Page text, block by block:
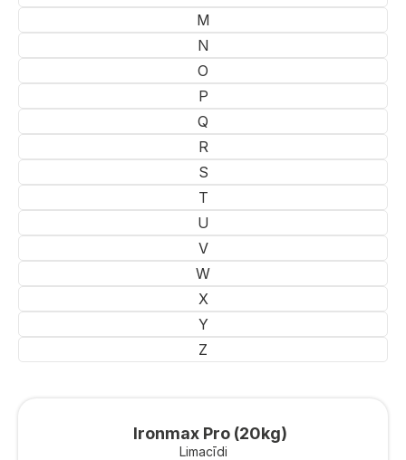
M
N
O
P
Q
R
S
T
U
V
W
X
Y
Z
Ironmax Pro (20kg)
Limacīdi